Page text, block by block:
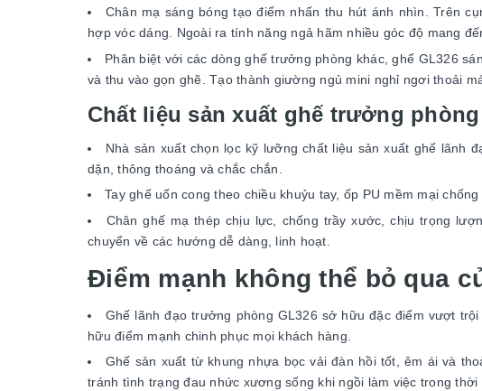
Chân mạ sáng bóng tạo điểm nhấn thu hút ánh nhìn. Trên
hợp vóc dáng. Ngoài ra tính năng ngả hãm nhiều góc độ mang
Phân biệt với các dòng ghế trưởng phòng khác, ghế GL326
và thu vào gọn ghẽ. Tạo thành giường ngủ mini nghỉ ngơi thoải
Chất liệu sản xuất ghế trưởng
Nhà sản xuất chọn lọc kỹ lưỡng chất liệu sản xuất ghế lãnh
dặn, thông thoáng và chắc chắn.
Tay ghế uốn cong theo chiều khuỷu tay, ốp PU mềm mại
Chân ghế mạ thép chịu lực, chống trầy xước, chịu trọng
chuyển về các hướng dễ dàng, linh hoạt.
Điểm mạnh không thể bỏ qua
Ghế lãnh đạo trưởng phòng GL326 sở hữu đặc điểm vượt
hữu điểm mạnh chinh phục mọi khách hàng.
Ghế sản xuất từ khung nhựa bọc vải đàn hồi tốt, êm ái và
tránh tình trạng đau nhức xương sống khi ngồi làm việc trong thời